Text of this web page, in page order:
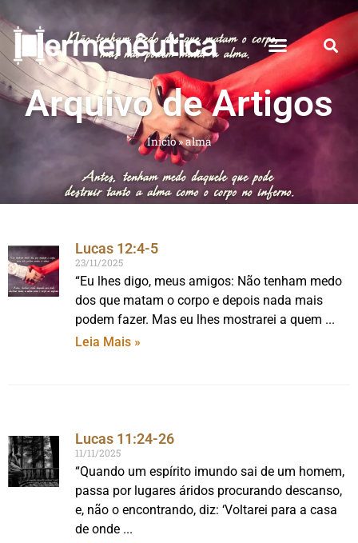
Arquivo de Artigos
Início»alma
Lucas 12:4-5
23/11/2025
“Eu lhes digo, meus amigos: Não tenham medo
dos que matam o corpo e depois nada mais
podem fazer. Mas eu lhes mostrarei a quem
Leia Mais »
Lucas 11:24-26
11/11/2025
“Quando um espírito imundo sai de um homem,
passa por lugares áridos procurando descanso,
e, não o encontrando, diz: ‘Voltarei para a casa
de onde